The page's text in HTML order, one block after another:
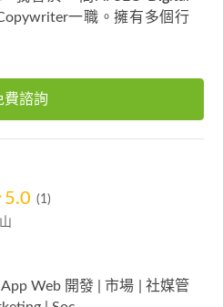
一職。擁有多個行
費諮詢
5.0 (1)
App Web 開發 | 市場 | 社媒管